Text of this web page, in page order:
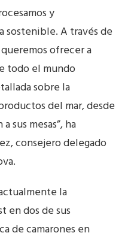
y
sostenible. A través de
ofrecer a
todo el mundo
sobre la
del mar, desde
sus mesas”, ha
consejero delegado
la
en dos de sus
de camarones en